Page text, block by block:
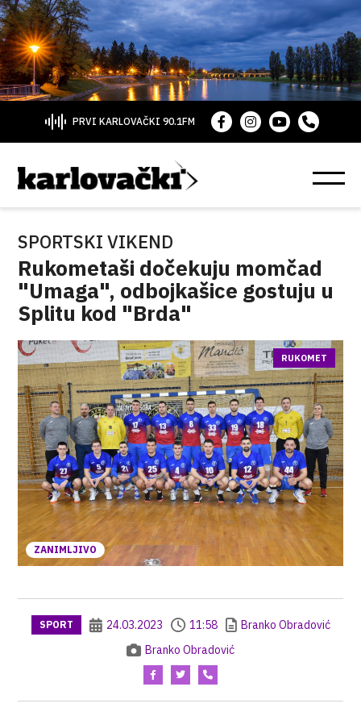
PRVI KARLOVAČKI 90.1FM
SPORTSKI VIKEND
Rukometaši dočekuju momčad
"Umaga", odbojkašice gostuju u
Splitu kod "Brda"
ZANIMLJIVO
RUKOMET
SPORT 24.03.2023 11:58
Branko Obradović
Branko Obradović